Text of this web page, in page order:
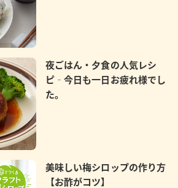
夜ごはん・夕食の人気レシ
ピ‐今日も一日お疲れ様でし
た。
美味しい梅シロップの作り方
【お酢がコツ】